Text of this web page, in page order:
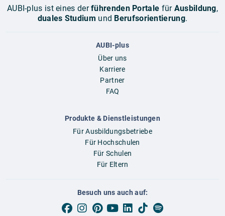
AUBI-plus ist eines derführenden Portale für Ausbildung,
duales Studium und Berufsorientierung.
AUBI-plus
Über uns
Karriere
Partner
FAQ
Produkte & Dienstleistungen
Für Ausbildungsbetriebe
Für Hochschulen
Für Schulen
Für Eltern
Besuch uns auch auf: